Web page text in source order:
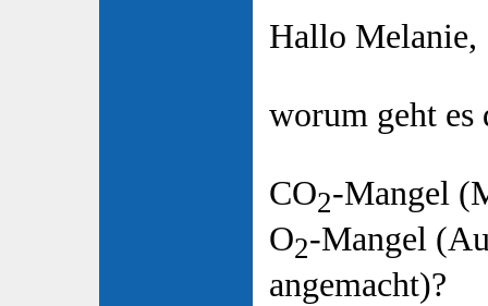
Hallo Melanie,
worum geht es
CO2-Mangel
O2-Mangel
angemacht)?